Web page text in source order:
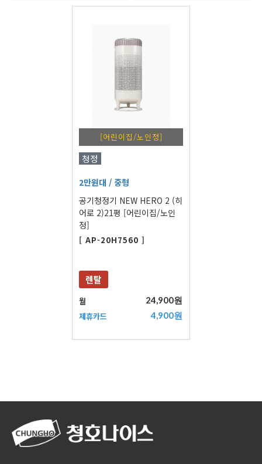
[어린이집/노인정]
청정
2만원대 / 중형
공기청정기 NEW HERO 2 (히
어로 2)21평 [어린이집/노인
정]
[ AP-20H7560 ]
렌탈
월 24,900원
제휴카드 4,900원